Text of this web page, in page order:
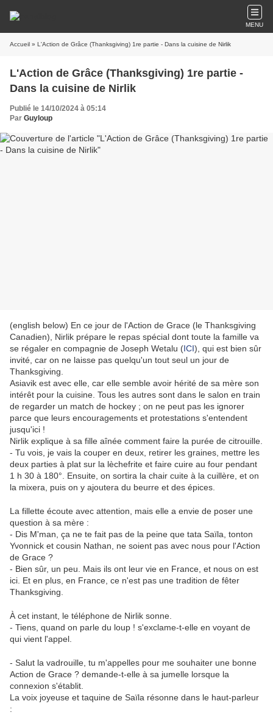
MENU
Accueil » L'Action de Grâce (Thanksgiving) 1re partie - Dans la cuisine de Nirlik
L'Action de Grâce (Thanksgiving) 1re partie -
Dans la cuisine de Nirlik
Publié le 14/10/2024 à 05:14
Par Guyloup
(english below) En ce jour de l'Action de Grace (le Thanksgiving
Canadien), Nirlik prépare le repas spécial dont toute la famille va
se régaler en compagnie de Joseph Wetalu (ICI), qui est bien sûr
invité, car on ne laisse pas quelqu'un tout seul un jour de
Thanksgiving.
Asiavik est avec elle, car elle semble avoir hérité de sa mère son
intérêt pour la cuisine. Tous les autres sont dans le salon en train
de regarder un match de hockey ; on ne peut pas les ignorer
parce que leurs encouragements et protestations s'entendent
jusqu'ici !
Nirlik explique à sa fille aînée comment faire la purée de citrouille.
- Tu vois, je vais la couper en deux, retirer les graines, mettre les
deux parties à plat sur la lèchefrite et faire cuire au four pendant
1 h 30 à 180°. Ensuite, on sortira la chair cuite à la cuillère, et on
la mixera, puis on y ajoutera du beurre et des épices.
La fillette écoute avec attention, mais elle a envie de poser une
question à sa mère :
- Dis M'man, ça ne te fait pas de la peine que tata Saïla, tonton
Yvonnick et cousin Nathan, ne soient pas avec nous pour l'Action
de Grace ?
- Bien sûr, un peu. Mais ils ont leur vie en France, et nous on est
ici. Et en plus, en France, ce n'est pas une tradition de fêter
Thanksgiving.
À cet instant, le téléphone de Nirlik sonne.
- Tiens, quand on parle du loup ! s'exclame-t-elle en voyant de
qui vient l'appel.
- Salut la vadrouille, tu m'appelles pour me souhaiter une bonne
Action de Grace ? demande-t-elle à sa jumelle lorsque la
connexion s'établit.
La voix joyeuse et taquine de Saïla résonne dans le haut-parleur
: